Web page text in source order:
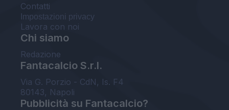
Contatti
Impostazioni privacy
Lavora con noi
Chi siamo
Redazione
Fantacalcio S.r.l.
Via G. Porzio - CdN, Is. F4
80143, Napoli
Pubblicità su Fantacalcio?